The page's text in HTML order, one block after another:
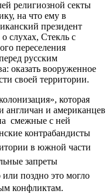
религиозной секты
на что ему в
президент
слухах, Стекль с
переселения
русским
оказать вооруженное
своей территории.
которая
англичан и американцев
смежные с ней
контрабандисты
в южной части
запреты
или поздно это могло
конфликтам.